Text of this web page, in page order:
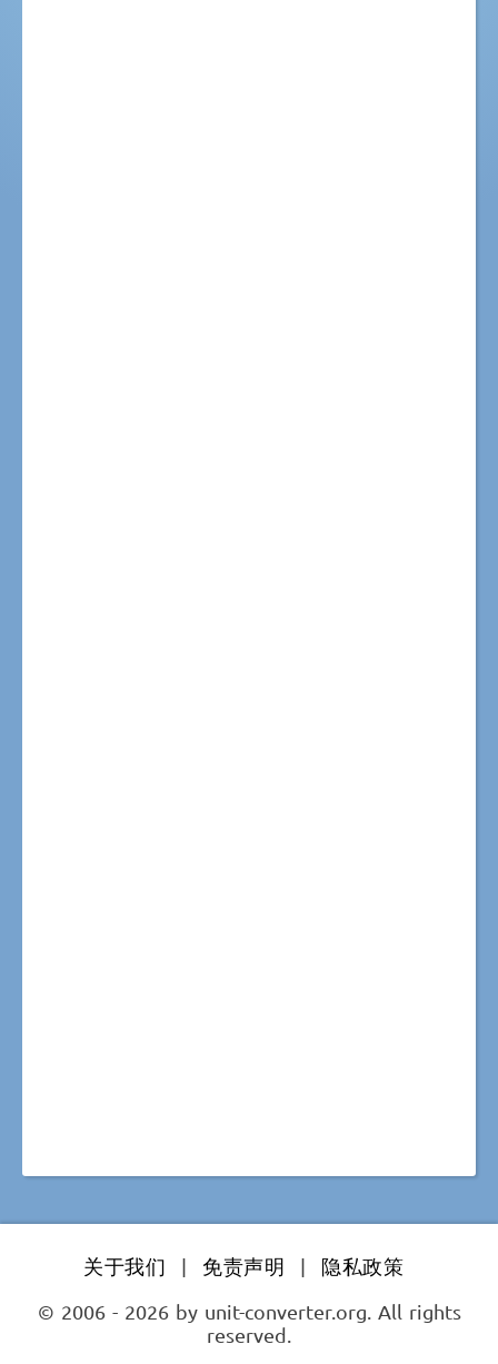
关于我们 | 免责声明 |
隐私政策
© 2006 - 2026 by unit-converter.org. All rights
reserved.